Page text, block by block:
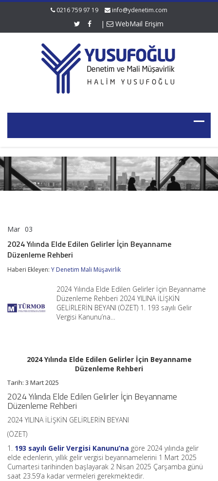
0216 759 97 19 info@ydenetim.com
| WebMail Erişim
Mar 03
Elde
Edilen
İçin
Düzenleme
Rehberi
için
2024 Yılında Elde Edilen Gelirler İçin Beyanname
Düzenleme Rehberi
Haberi Ekleyen: Y Denetim Mali Müşavirlik
2024 Yılında Elde Edilen Gelirler İçin Beyanname
Düzenleme Rehberi 2024 YILINA İLİŞKİN
GELİRLERİN BEYANI (ÖZET) 1. 193 sayılı Gelir
Vergisi Kanunu’na…
2024 Yılında Elde Edilen Gelirler İçin Beyanname
Düzenleme Rehberi
Tarih: 3 Mart 2025
2024 Yılında Elde Edilen Gelirler İçin Beyanname
Düzenleme Rehberi
2024 YILINA İLİŞKİN GELİRLERİN BEYANI
(ÖZET)
1. 193 sayılı Gelir Vergisi Kanunu’na göre 2024 yılında gelir
elde edenlerin, yıllık gelir vergisi beyannamelerini 1 Mart 2025
Cumartesi tarihinden başlayarak 2 Nisan 2025 Çarşamba günü
saat 23.59’a kadar vermeleri gerekmektedir.